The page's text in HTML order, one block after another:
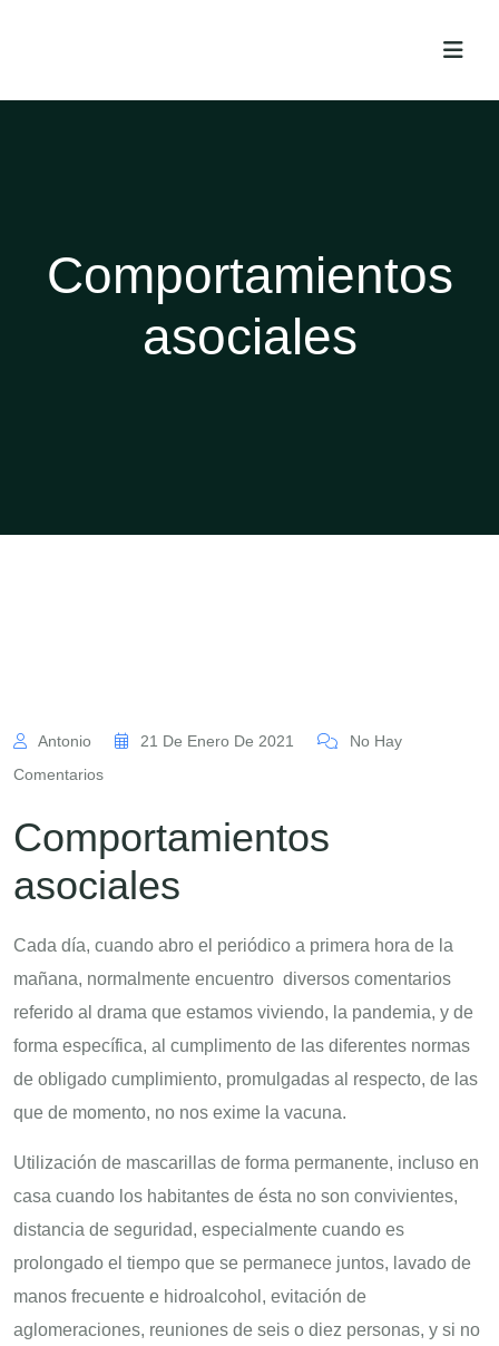
Comportamientos
asociales
Antonio 21 De Enero De 2021
No Hay
Comentarios
Comportamientos
asociales
Cada día, cuando abro el periódico a primera hora de la
mañana, normalmente encuentro diversos comentarios
referido al drama que estamos viviendo, la pandemia, y de
forma específica, al cumplimento de las diferentes normas
de obligado cumplimiento, promulgadas al respecto, de las
que de momento, no nos exime la vacuna.
Utilización de mascarillas de forma permanente, incluso en
casa cuando los habitantes de ésta no son convivientes,
distancia de seguridad, especialmente cuando es
prolongado el tiempo que se permanece juntos, lavado de
manos frecuente e hidroalcohol, evitación de
aglomeraciones, reuniones de seis o diez personas, y si no